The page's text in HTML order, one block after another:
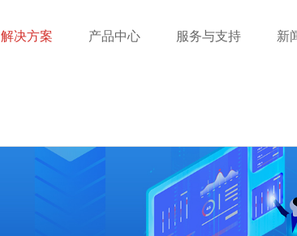
解决方案
产品中心
服务与支持
新